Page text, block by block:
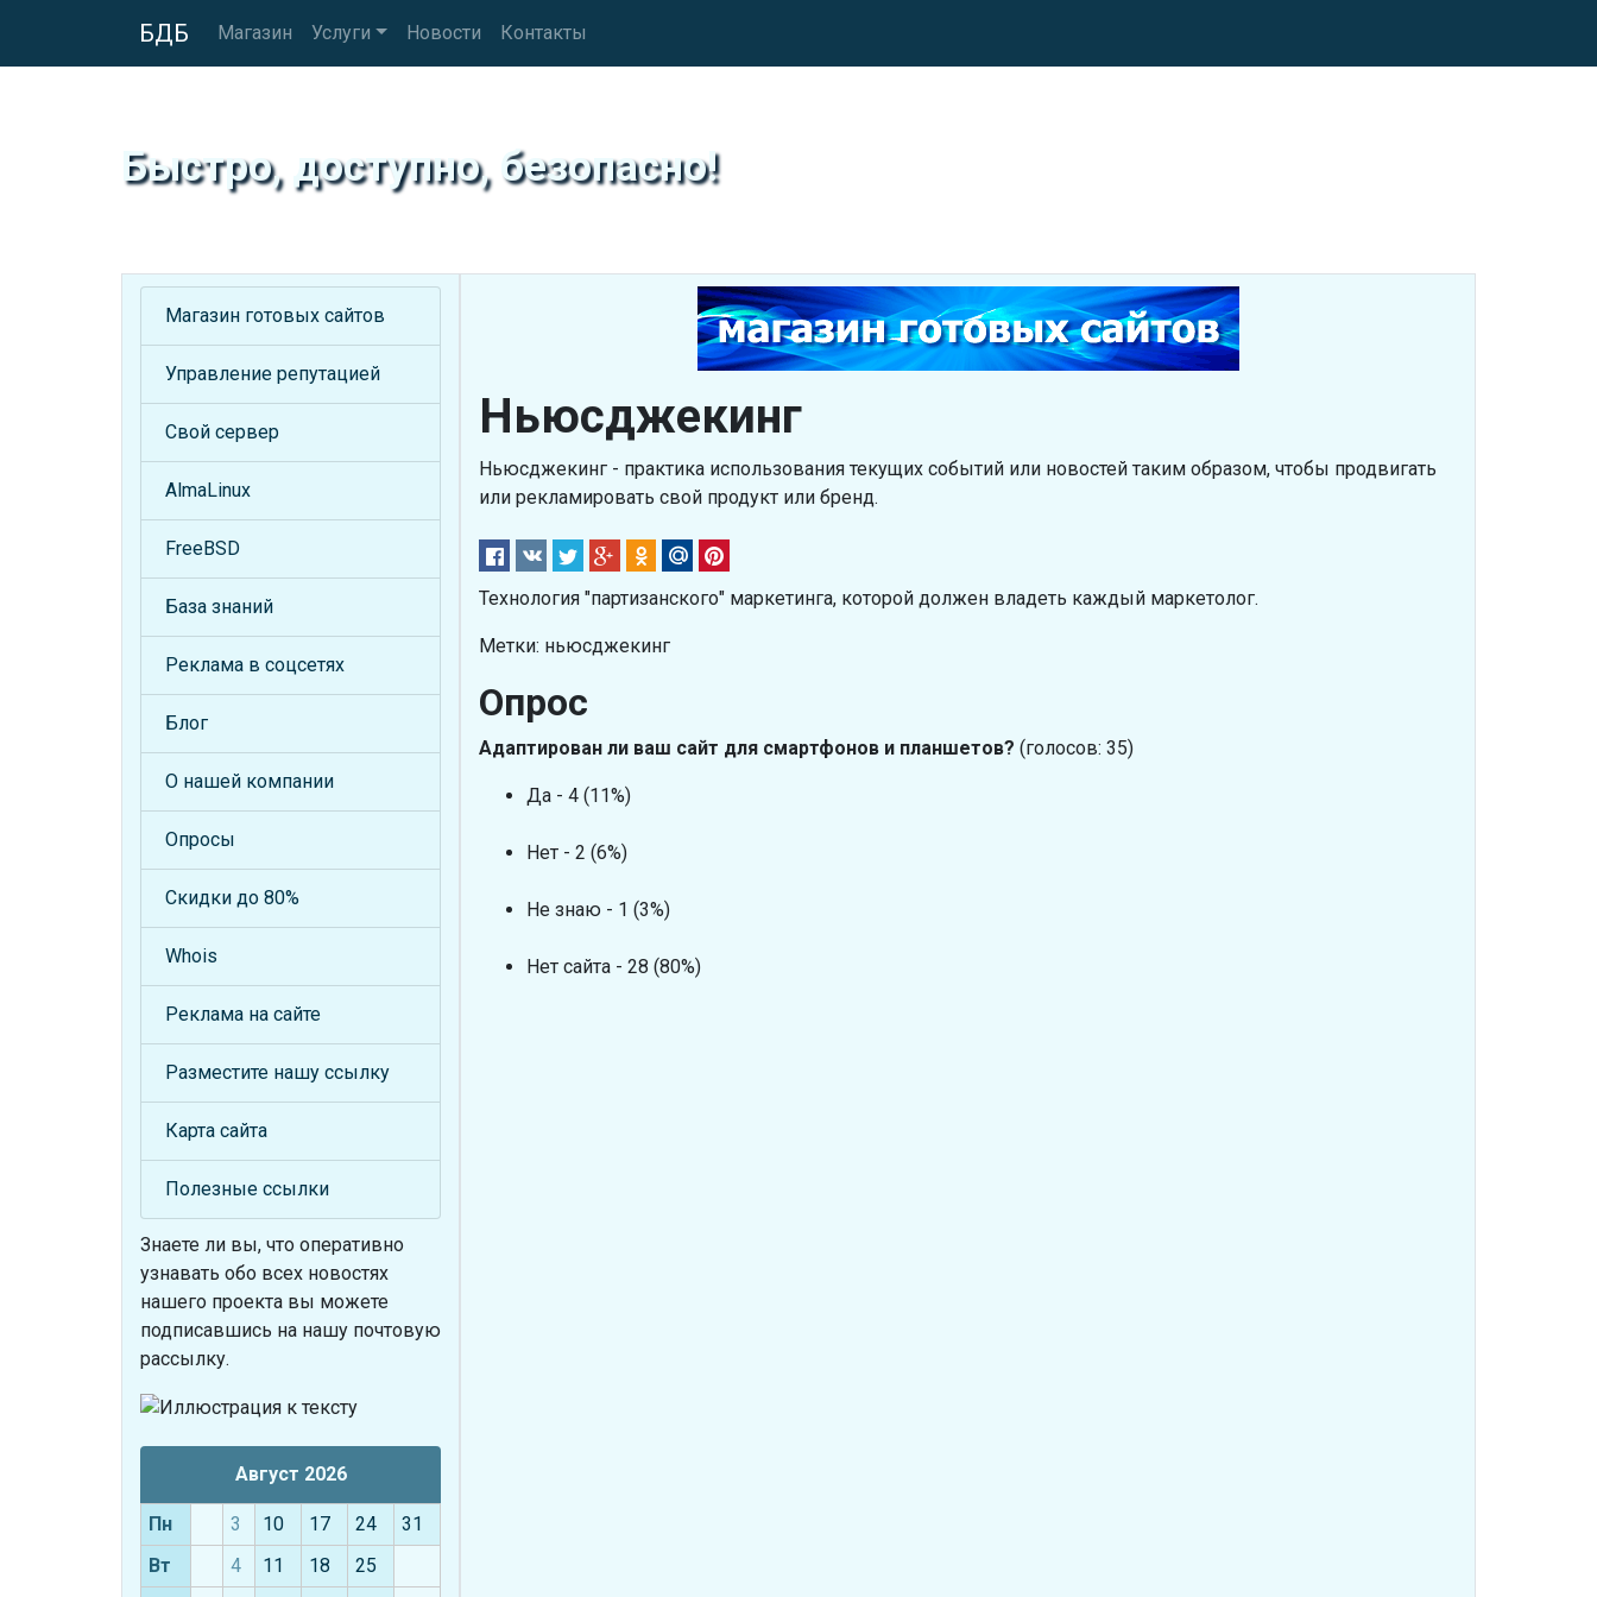
БДБ Магазин Услуги Новости Контакты
Быстро, доступно, безопасно!
Ньюсджекинг
Ньюсджекинг - практика использования текущих событий или новостей таким образом, чтобы продвигать
или рекламировать свой продукт или бренд.
Технология "партизанского" маркетинга, которой должен владеть каждый маркетолог.
Метки: ньюсджекинг
Опрос
Адаптирован ли ваш сайт для смартфонов и планшетов? (голосов: 35)
Да - 4 (11%)
Нет - 2 (6%)
Не знаю - 1 (3%)
Нет сайта - 28 (80%)
Магазин готовых сайтов
Управление репутацией
Свой сервер
AlmaLinux
FreeBSD
База знаний
Реклама в соцсетях
Блог
О нашей компании
Опросы
Скидки до 80%
Whois
Реклама на сайте
Разместите нашу ссылку
Карта сайта
Полезные ссылки
Знаете ли вы, что оперативно
узнавать обо всех новостях
нашего проекта вы можете
подписавшись на нашу почтовую
рассылку.
Август 2026
Пн 3 10 17 24
31
Вт
4 11 18
25